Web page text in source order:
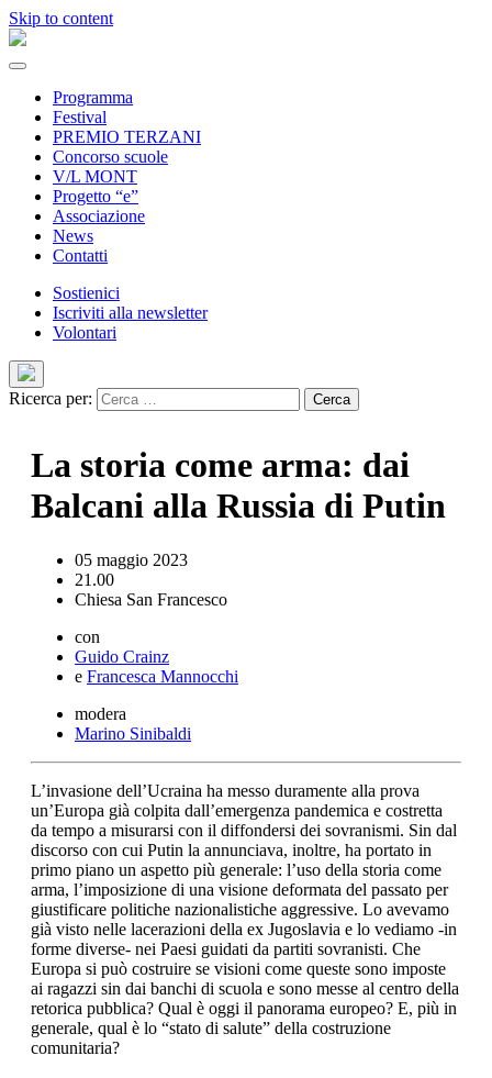
Skip to content
Programma
Festival
PREMIO TERZANI
Concorso scuole
V/L MONT
Progetto “e”
Associazione
News
Contatti
Sostienici
Iscriviti alla newsletter
Volontari
Ricerca per:
La storia come arma: dai
Balcani alla Russia di Putin
05 maggio 2023
21.00
Chiesa San Francesco
con
Guido Crainz
e Francesca Mannocchi
modera
Marino Sinibaldi
L’invasione dell’Ucraina ha messo duramente alla prova
un’Europa già colpita dall’emergenza pandemica e costretta
da tempo a misurarsi con il diffondersi dei sovranismi. Sin dal
discorso con cui Putin la annunciava, inoltre, ha portato in
primo piano un aspetto più generale: l’uso della storia come
arma, l’imposizione di una visione deformata del passato per
giustificare politiche nazionalistiche aggressive. Lo avevamo
già visto nelle lacerazioni della ex Jugoslavia e lo vediamo -in
forme diverse- nei Paesi guidati da partiti sovranisti. Che
Europa si può costruire se visioni come queste sono imposte
ai ragazzi sin dai banchi di scuola e sono messe al centro della
retorica pubblica? Qual è oggi il panorama europeo? E, più in
generale, qual è lo “stato di salute” della costruzione
comunitaria?